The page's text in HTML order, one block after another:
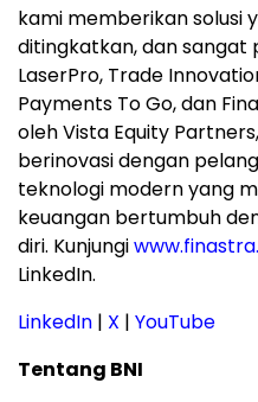
kami memberikan solusi
ditingkatkan, dan sangat
LaserPro, Trade
Payments To Go, dan
oleh Vista Equity
berinovasi dengan
teknologi modern yang
keuangan bertumbuh
diri. Kunjungi
LinkedIn.
LinkedIn | X | YouTube
Tentang BNI